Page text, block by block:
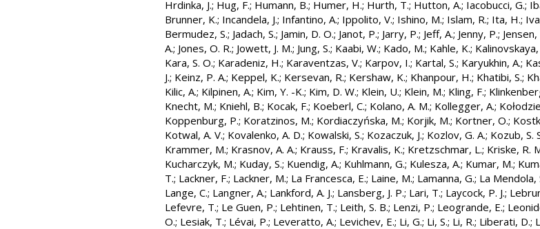
Hrdinka, J.; Hug, F.; Humann, B.; Humer, H.; Hurth, T.; Hutton, A.; Iacobucci, G.;
Brunner, K.; Incandela, J.; Infantino, A.; Ippolito, V.; Ishino, M.; Islam, R.; Ita, H.;
Bermudez, S.; Jadach, S.; Jamin, D. O.; Janot, P.; Jarry, P.; Jeff, A.; Jenny, P.; Jensen,
A.; Jones, O. R.; Jowett, J. M.; Jung, S.; Kaabi, W.; Kado, M.; Kahle, K.; Kalinovskaya,
Kara, S. O.; Karadeniz, H.; Karaventzas, V.; Karpov, I.; Kartal, S.; Karyukhin, A.;
J.; Keinz, P. A.; Keppel, K.; Kersevan, R.; Kershaw, K.; Khanpour, H.; Khatibi, S.;
Kilic, A.; Kilpinen, A.; Kim, Y. -K.; Kim, D. W.; Klein, U.; Klein, M.; Kling, F.;
Knecht, M.; Kniehl, B.; Kocak, F.; Koeberl, C.; Kolano, A. M.; Kollegger, A.;
Koppenburg, P.; Koratzinos, M.; Kordiaczyńska, M.; Korjik, M.; Kortner, O.;
Kotwal, A. V.; Kovalenko, A. D.; Kowalski, S.; Kozaczuk, J.; Kozlov, G. A.; Kozub, S.
Krammer, M.; Krasnov, A. A.; Krauss, F.; Kravalis, K.; Kretzschmar, L.; Kriske, R.
Kucharczyk, M.; Kuday, S.; Kuendig, A.; Kuhlmann, G.; Kulesza, A.; Kumar, M.;
T.; Lackner, F.; Lackner, M.; La Francesca, E.; Laine, M.; Lamanna, G.; La Mendola,
Lange, C.; Langner, A.; Lankford, A. J.; Lansberg, J. P.; Lari, T.; Laycock, P. J.;
Lefevre, T.; Le Guen, P.; Lehtinen, T.; Leith, S. B.; Lenzi, P.; Leogrande, E.;
O.; Lesiak, T.; Lévai, P.; Leveratto, A.; Levichev, E.; Li, G.; Li, S.; Li, R.; Liberati, D.;